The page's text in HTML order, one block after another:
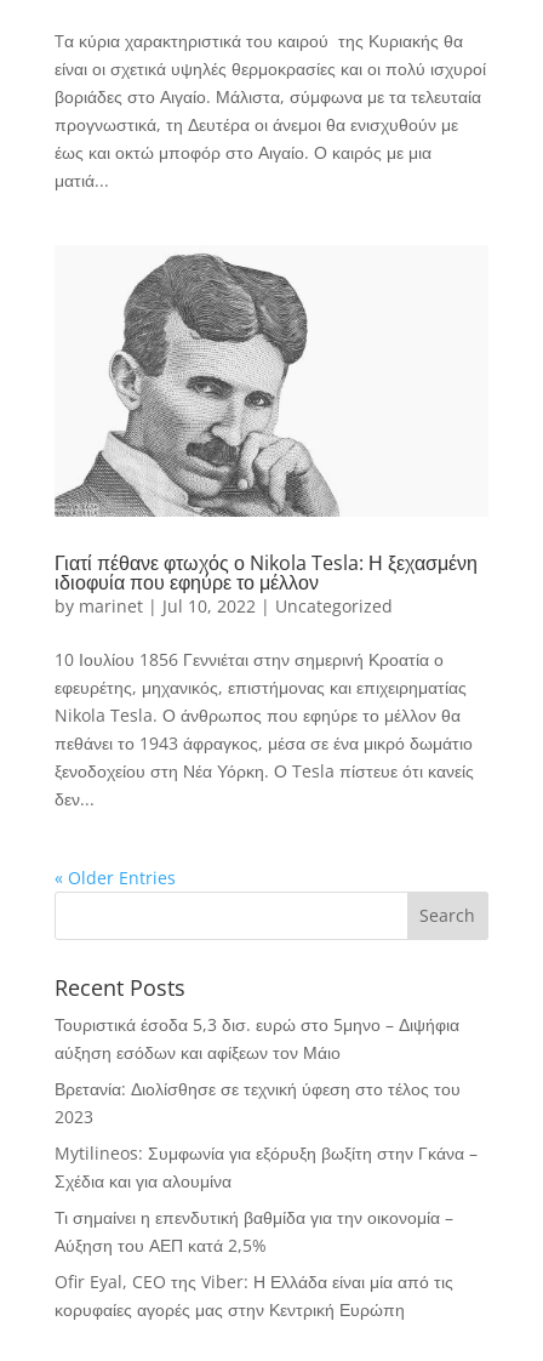
Tα κύρια χαρακτηριστικά του καιρού της Κυριακής θα
είναι οι σχετικά υψηλές θερμοκρασίες και οι πολύ ισχυροί
βοριάδες στο Αιγαίο. Μάλιστα, σύμφωνα με τα τελευταία
προγνωστικά, τη Δευτέρα οι άνεμοι θα ενισχυθούν με
έως και οκτώ μποφόρ στο Αιγαίο. Ο καιρός με μια
ματιά...
Γιατί πέθανε φτωχός ο Nikola Tesla: Η ξεχασμένη
ιδιοφυία που εφηύρε το μέλλον
by marinet| Jul 10, 2022 | Uncategorized
10 Ιουλίου 1856 Γεννιέται στην σημερινή Κροατία ο
εφευρέτης, μηχανικός, επιστήμονας και επιχειρηματίας
Nikola Tesla. Ο άνθρωπος που εφηύρε το μέλλον θα
πεθάνει το 1943 άφραγκος, μέσα σε ένα μικρό δωμάτιο
ξενοδοχείου στη Νέα Υόρκη. Ο Tesla πίστευε ότι κανείς
δεν...
« Older Entries
Recent Posts
Τουριστικά έσοδα 5,3 δισ. ευρώ στο 5μηνο – Διψήφια
αύξηση εσόδων και αφίξεων τον Μάιο
Βρετανία: Διολίσθησε σε τεχνική ύφεση στο τέλος του
2023
Mytilineos: Συμφωνία για εξόρυξη βωξίτη στην Γκάνα –
Σχέδια και για αλουμίνα
Τι σημαίνει η επενδυτική βαθμίδα για την οικονομία –
Αύξηση του ΑΕΠ κατά 2,5%
Ofir Eyal, CEO της Viber: Η Ελλάδα είναι μία από τις
κορυφαίες αγορές μας στην Κεντρική Ευρώπη